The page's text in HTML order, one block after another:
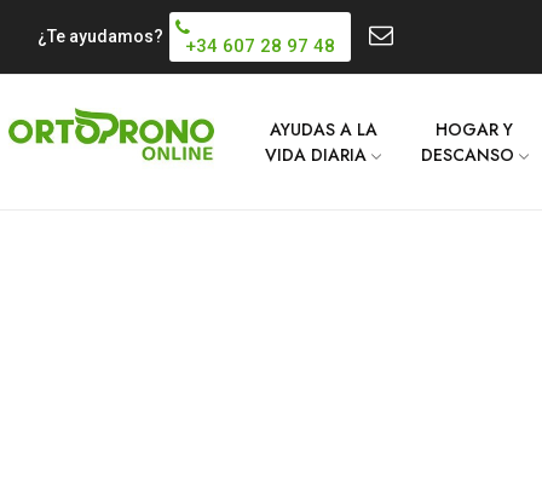
¿Te ayudamos? +34 607 28 97 48
AYUDAS A LA
VIDA DIARIA
HOGAR Y
DESCANSO